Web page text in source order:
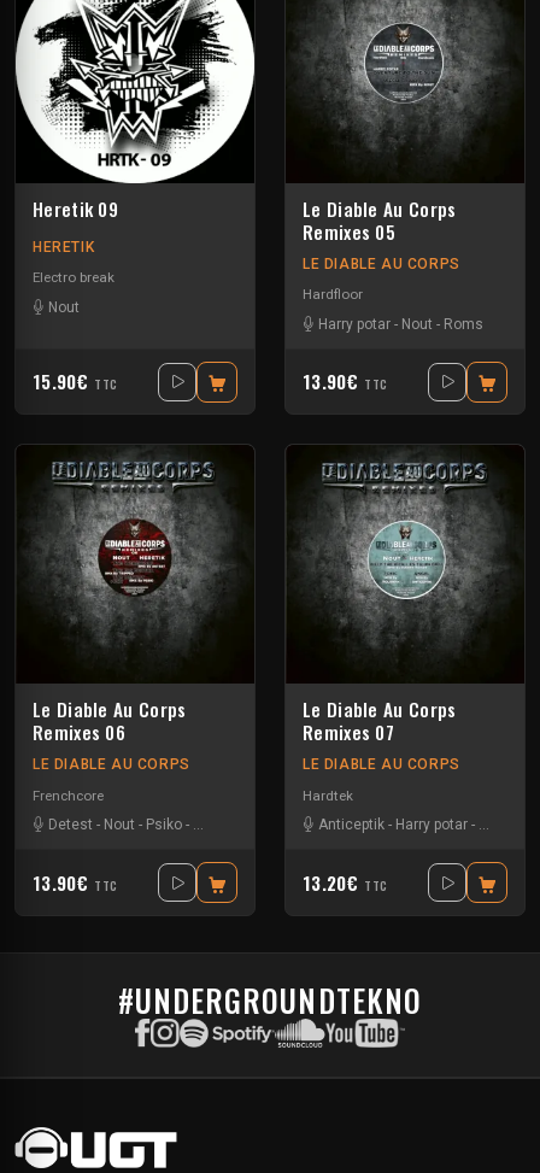
Heretik 09
HERETIK
Electro break
Nout
15.90€ TTC
Le Diable Au Corps
Remixes 05
LE DIABLE AU CORPS
Hardfloor
Harry potar - Nout - Roms
13.90€ TTC
Le Diable Au Corps
Remixes 06
LE DIABLE AU CORPS
Frenchcore
Detest - Nout - Psiko - Tripped
13.90€ TTC
Le Diable Au Corps
Remixes 07
LE DIABLE AU CORPS
Hardtek
Anticeptik - Harry potar - Nout
13.20€ TTC
#UNDERGROUNDTEKNO